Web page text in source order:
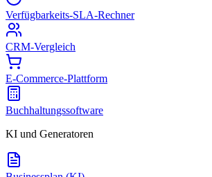
Verfügbarkeits-SLA-Rechner
CRM-Vergleich
E-Commerce-Plattform
Buchhaltungssoftware
KI und Generatoren